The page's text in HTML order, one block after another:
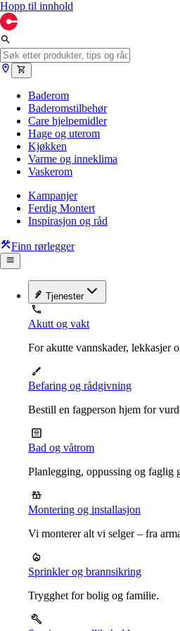
Hopp til innhold
Baderom
Baderomstilbehør
Care hjelpemidler
Hage og uterom
Kjøkken
Varme og inneklima
Vaskerom
Kampanjer
Ferdig Montert
Inspirasjon og råd
Finn rørlegger
Tjenester
Akutt og vakt
For akutte vannskader, lekkasjer
Befaring og rådgivning
Bestill en fagperson hjem for
Bad og våtrom
Planlegging, oppussing og faglig
Montering og installasjon
Vi monterer alt vi selger – fra
Sprinkler og brannsikring
Trygghet for bolig og familie.